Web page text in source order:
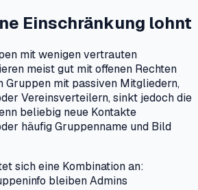
Einschränkung lohnt
mit wenigen vertrauten
meist gut mit offenen Rechten
Gruppen mit passiven Mitgliedern,
Vereinsverteilern, sinkt jedoch die
beliebig neue Kontakte
häufig Gruppenname und Bild
sich eine Kombination an:
bleiben Admins